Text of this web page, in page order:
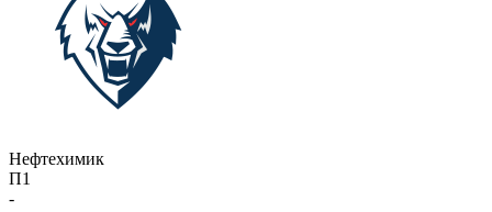
Нефтехимик
П1
-